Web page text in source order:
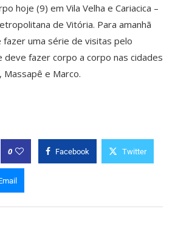
hoje (9) em Vila Velha e Cariacica –
de Vitória. Para amanhã
uma série de visitas pelo
deve fazer corpo a corpo nas cidades
Massapê e Marco.
0 Facebook Twitter